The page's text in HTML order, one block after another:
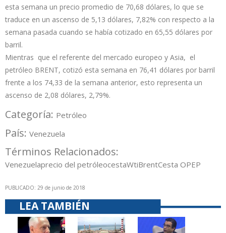
esta semana un precio promedio de 70,68 dólares, lo que se
traduce en un ascenso de 5,13 dólares, 7,82% con respecto a la
semana pasada cuando se había cotizado en 65,55 dólares por
barril.
Mientras que el referente del mercado europeo y Asia, el
petróleo BRENT, cotizó esta semana en 76,41 dólares por barril
frente a los 74,33 de la semana anterior, esto representa un
ascenso de 2,08 dólares, 2,79%.
Categoría: Petróleo
País: Venezuela
Términos Relacionados:
Venezuelaprecio del petróleocestaWtiBrentCesta OPEP
PUBLICADO: 29 de junio de 2018
LEA TAMBIÉN